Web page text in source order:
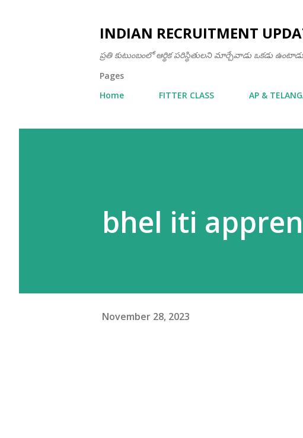
INDIAN RECRUITMENT
ప్రతి కుటుంబంలో ఆర్థిక పరిస్థితులని మార్చేవాడు ఒకడు
Pages
Home
FITTER CLASS AP &
bhel iti
November 28, 2023